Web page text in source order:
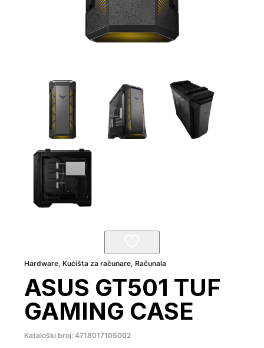
Hardware,Kućišta za računare,Računala
ASUS GT501 TUF
GAMING CASE
Kataloški broj: 4718017105002